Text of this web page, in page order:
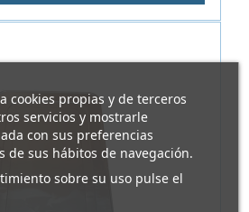
cookies propias y de terceros
servicios y mostrarle
con sus preferencias
de sus hábitos de navegación.
sobre su uso pulse el